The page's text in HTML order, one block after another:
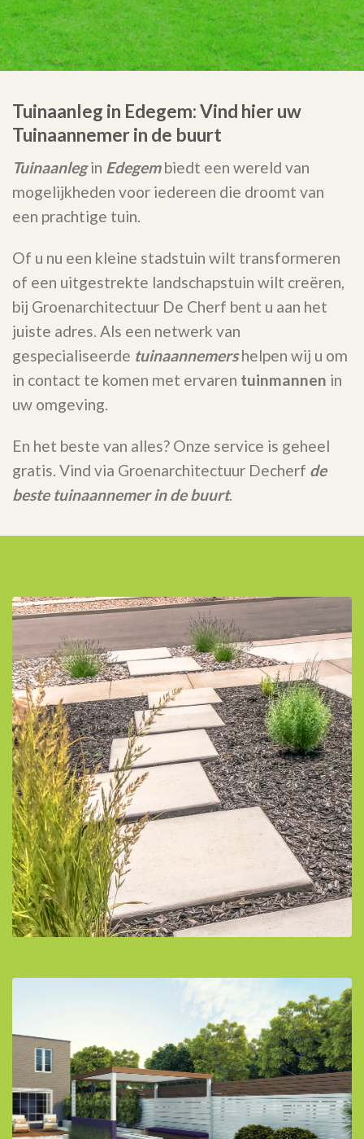
Tuinaanleg in Edegem: Vind hier uw
Tuinaannemer in de buurt
Tuinaanlegin Edegembiedt een wereld van
mogelijkheden voor iedereen die droomt van
een prachtige tuin.
Of u nu een kleine stadstuin wilt transformeren
of een uitgestrekte landschapstuin wilt creëren,
bij Groenarchitectuur De Cherf bent u aan het
juiste adres. Als een netwerk van
gespecialiseerde tuinaannemershelpen wij u om
in contact te komen met ervaren tuinmannen in
uw omgeving.
En het beste van alles? Onze service is geheel
gratis. Vind via Groenarchitectuur Decherf de
beste tuinaannemer in de buurt.